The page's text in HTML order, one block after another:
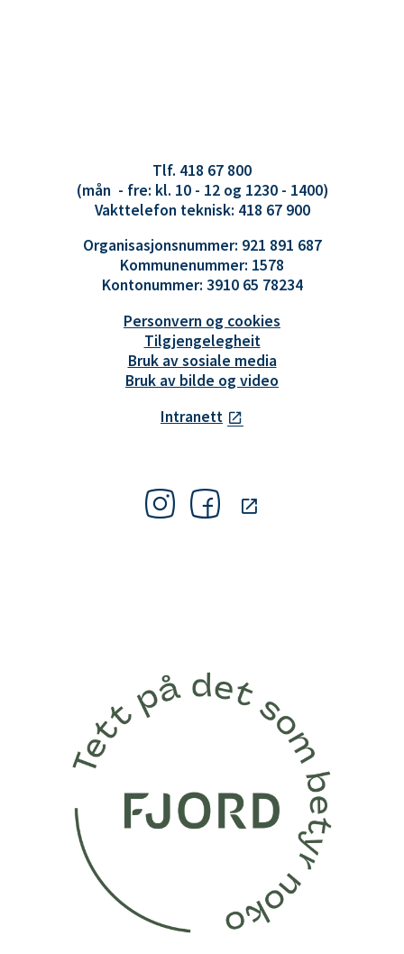
Tlf. 418 67 800
(mån - fre: kl. 10 - 12 og 1230 - 1400)
Vakttelefon teknisk: 418 67 900
Organisasjonsnummer: 921 891 687
Kommunenummer: 1578
Kontonummer: 3910 65 78234
Personvern og cookies
Tilgjengelegheit
Bruk av sosiale media
Bruk av bilde og video
Intranett